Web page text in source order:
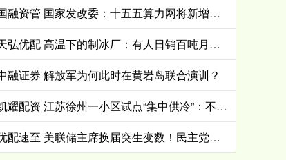
国融资管 国家发改委：十五五算力网将新增直接投资4万亿
天弘优配 高温下的制冰厂：有人日销百吨月入30万元，忙的时候一天只睡三四小时
融证券 解放军为何此时在黄岩岛联合演训？
凯耀配资 江苏徐州一小区试点“集中供冷”：不开空调室温可低至25℃
优配速至 美联储主席换届突生变数！民主党参议员反对推进美联储主席提名